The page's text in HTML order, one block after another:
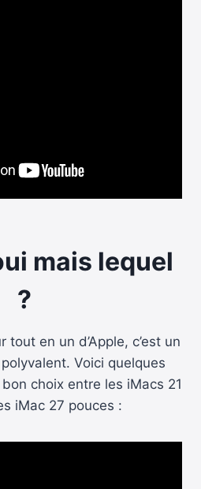
mais lequel
?
tout en un d’Apple, c’est un
Voici quelques
choix entre les iMacs 21
iMac 27 pouces :